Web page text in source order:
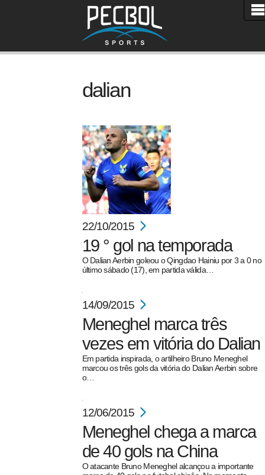
pecbol.com
dalian
22/10/2015
19 ° gol na temporada
O Dalian Aerbin goleou o Qingdao Hainiu por 3 a 0 no
último sábado (17), em partida válida…
14/09/2015
Meneghel marca três
vezes em vitória do Dalian
Em partida inspirada, o artilheiro Bruno Meneghel
marcou os três gols da vitória do Dalian Aerbin sobre
o…
12/06/2015
Meneghel chega a marca
de 40 gols na China
O atacante Bruno Meneghel alcançou a importante